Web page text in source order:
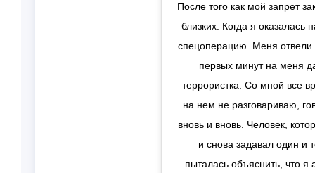
После того как мой запрет
близких. Когда я
спецоперацию. Меня
первых минут на меня
террористка. Со мной все
на нем не разговариваю,
вновь и вновь. Человек,
и снова задавал один и
пыталась объяснить, что я